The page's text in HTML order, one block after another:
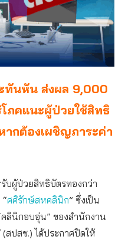
ทันหัน ส่งผล 9,000
ภคแนะผู้ป่วยใช้สิทธิ
ากต้องเผชิญภาระค่า
บผู้ป่วยสิทธิบัตรทองกว่า
ศศิรักษ์สหคลินิก” ซึ่งเป็น
ลินิกอบอุ่น” ของสำนักงาน
ปสช.) ได้ประกาศปิดให้